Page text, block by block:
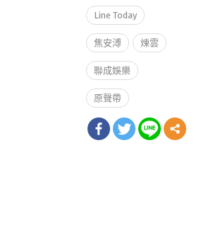
Line Today
焦安溥 煉雲
聯成娛樂
原聲帶